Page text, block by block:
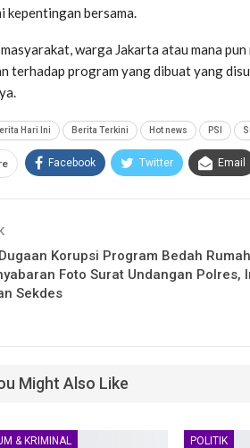
kepentingan bersama.
masyarakat, warga Jakarta atau mana
terhadap program yang dibuat yang
Hari Ini Berita Terkini Hot news PSI
Facebook Twitter Email
Korupsi Program Bedah Rumah
Foto Surat Undangan Polres,
Sekdes
Might Also Like
& KRIMINAL POLITIK